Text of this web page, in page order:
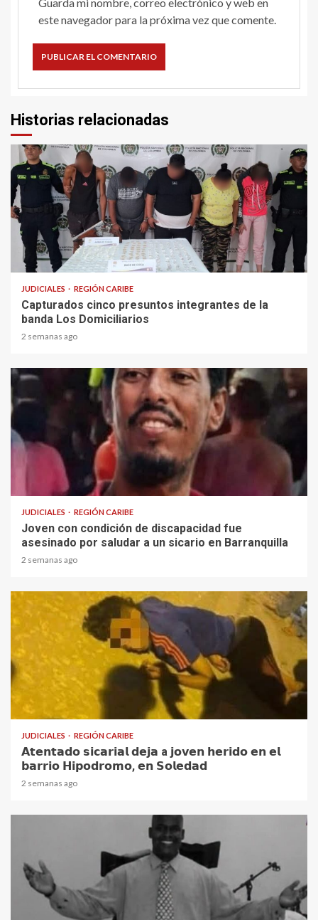
este navegador para la próxima vez que comente.
Historias relacionadas
1 min read
JUDICIALES REGIÓN CARIBE
Capturados cinco presuntos integrantes de la
banda Los Domiciliarios
2 semanas ago
JUDICIALES REGIÓN CARIBE
Joven con condición de discapacidad fue
asesinado por saludar a un sicario en Barranquilla
2 semanas ago
1 min read
JUDICIALES REGIÓN CARIBE
𝗔𝘁𝗲𝗻𝘁𝗮𝗱𝗼 𝘀𝗶𝗰𝗮𝗿𝗶𝗮𝗹 𝗱𝗲𝗷𝗮 a 𝗷𝗼𝘃𝗲𝗻 𝗵𝗲𝗿𝗶𝗱𝗼 𝗲𝗻 𝗲𝗹
𝗯𝗮𝗿𝗿𝗶𝗼 𝗛𝗶𝗽𝗼𝗱𝗿𝗼𝗺𝗼, 𝗲𝗻 𝗦𝗼𝗹𝗲𝗱𝗮𝗱
2 semanas ago